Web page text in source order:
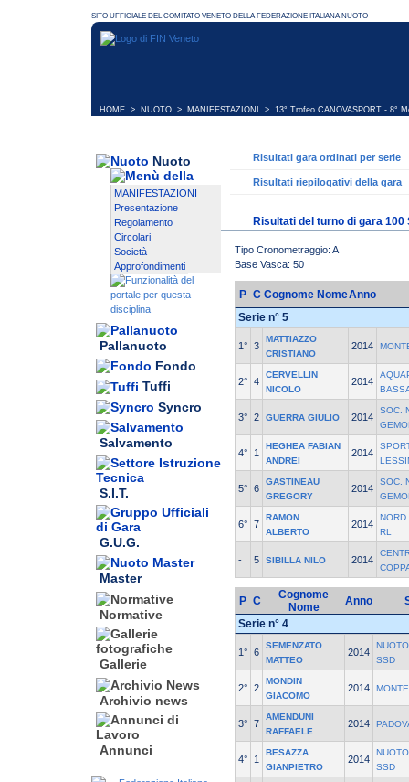
HOME > NUOTO > MANIFESTAZIONI > 13° Trofeo CANOVASPORT - 8°
Nuoto
MANIFESTAZIONI
Presentazione
Regolamento
Circolari
Società
Approfondimenti
Pallanuoto
Fondo
Tuffi
Syncro
Salvamento
S.I.T.
G.U.G.
Master
Normative
Gallerie
Archivio news
Annunci
Risultati gara ordinati per serie
Risultati riepilogativi della gara
Risultati del turno di gara
Tipo Cronometraggio: A
Base Vasca: 50
P C Cognome NomeAnno
Serie n° 5
1° 3
MATTIAZZO
CRISTIANO
2014
2° 4
CERVELLIN
NICOLO
2014
3° 2 GUERRA GIULIO 2014
SOC.
4° 1
HEGHEA FABIAN
ANDREI
2014
5° 6
GASTINEAU
GREGORY
2014
SOC.
6° 7
RAMON
ALBERTO
2014
NORD
RL
- 5 SIBILLA NILO 2014
P C
Cognome
Nome
Anno
Serie n° 4
1° 6
SEMENZATO
MATTEO
2014
SSD
2° 2
MONDIN
GIACOMO
2014
3° 7
AMENDUNI
RAFFAELE
2014
4° 1
BESAZZA
GIANPIETRO
2014
SSD